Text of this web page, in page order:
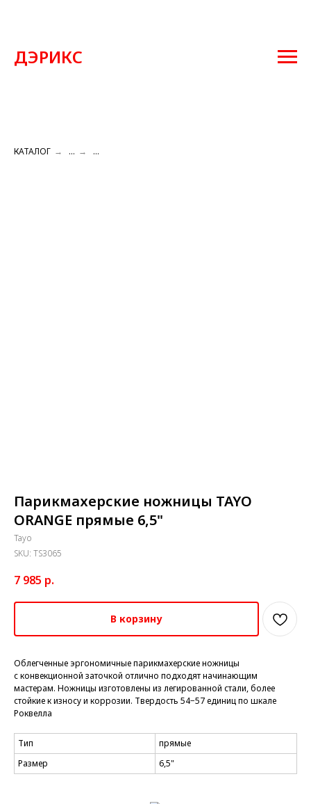
ДЭРИКС
КАТАЛОГ → ... → ...
Парикмахерские ножницы TAYO
ORANGE прямые 6,5"
Tayo
SKU: TS3065
7 985 р.
В корзину
Облегченные эргономичные парикмахерские ножницы
с конвекционной заточкой отлично подходят начинающим
мастерам. Ножницы изготовлены из легированной стали, более
стойкие к износу и коррозии. Твердость 54−57 единиц по шкале
Роквелла
Тип
прямые
Размер
6,5"